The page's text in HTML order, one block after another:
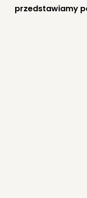
przedstawiamy